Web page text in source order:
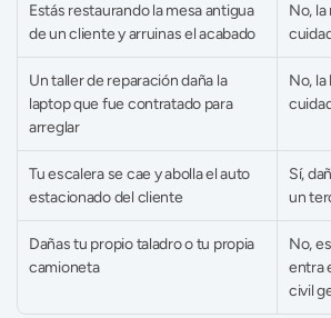
Estás restaurando la mesa antigua
de un cliente y arruinas el acabado
No,
Un taller de reparación daña la
laptop que fue contratado para
arreglar
No,
Tu escalera se cae y abolla el auto
estacionado del cliente
Sí,
un
Dañas tu propio taladro o tu propia
camioneta
No,
entra
civil